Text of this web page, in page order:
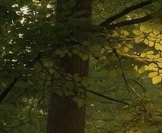
C
K
F
O